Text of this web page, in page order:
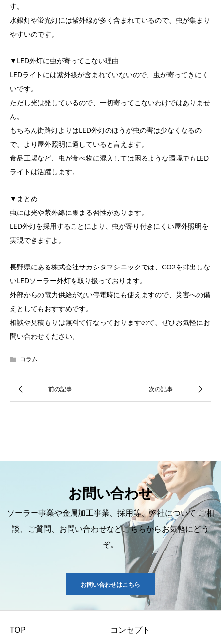
す。
水銀灯や蛍光灯には紫外線が多く含まれているので、虫が集まり
やすいのです。
▼LED外灯に虫が寄ってこない理由
LEDライトには紫外線が含まれていないので、虫が寄ってきにく
いです。
ただし光は発しているので、一切寄ってこないわけではありませ
ん。
もちろん街路灯よりはLED外灯のほうが虫の害は少なくなるの
で、より屋外照明に適していると言えます。
食品工場など、虫が食べ物に混入しては困るような環境でもLED
ライトは活躍します。
▼まとめ
虫には光や紫外線に集まる習性があります。
LED外灯を採用することにより、虫が寄り付きにくい屋外照明を
実現できますよ。
長野県にある株式会社サカシタマシニックでは、CO2を排出しな
いLEDソーラー外灯を取り扱っております。
外部からの電力供給がない停電時にも使えますので、災害への備
えとしてもおすすめです。
相談や見積もりは無料で行なっておりますので、ぜひお気軽にお
問い合わせください。
コラム
お問い合わせ
ソーラー事業や金属加工事業、採用等、弊社について ご相
談、ご質問、お問い合わせなどこちらからお気軽にどう
ぞ。
お問い合わせはこちら
TOP
コンセプト